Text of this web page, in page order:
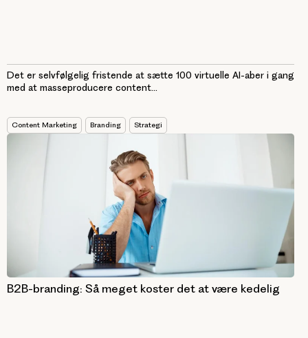
Det er selvfølgelig fristende at sætte 100 virtuelle AI-aber i gang
med at masseproducere content...
Content Marketing Branding Strategi
B2B-branding: Så meget koster det at være kedelig